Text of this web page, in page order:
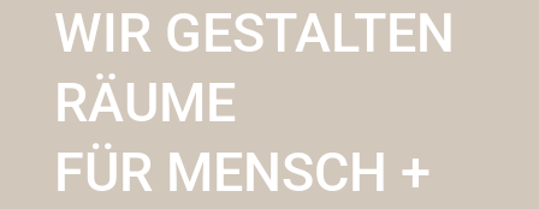
WIR GESTALTEN
RÄUME
FÜR MENSCH +